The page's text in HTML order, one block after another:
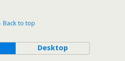
Back to top
Desktop